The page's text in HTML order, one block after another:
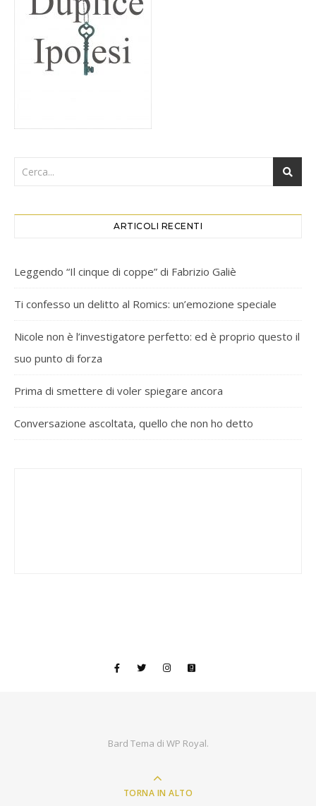
ARTICOLI RECENTI
Leggendo “Il cinque di coppe” di Fabrizio Galiè
Ti confesso un delitto al Romics: un’emozione speciale
Nicole non è l’investigatore perfetto: ed è proprio questo il
suo punto di forza
Prima di smettere di voler spiegare ancora
Conversazione ascoltata, quello che non ho detto
Bard Tema di WP Royal.
TORNA IN ALTO